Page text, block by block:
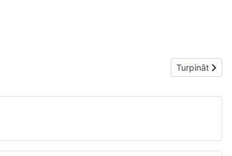
Nākamais
Turpināt